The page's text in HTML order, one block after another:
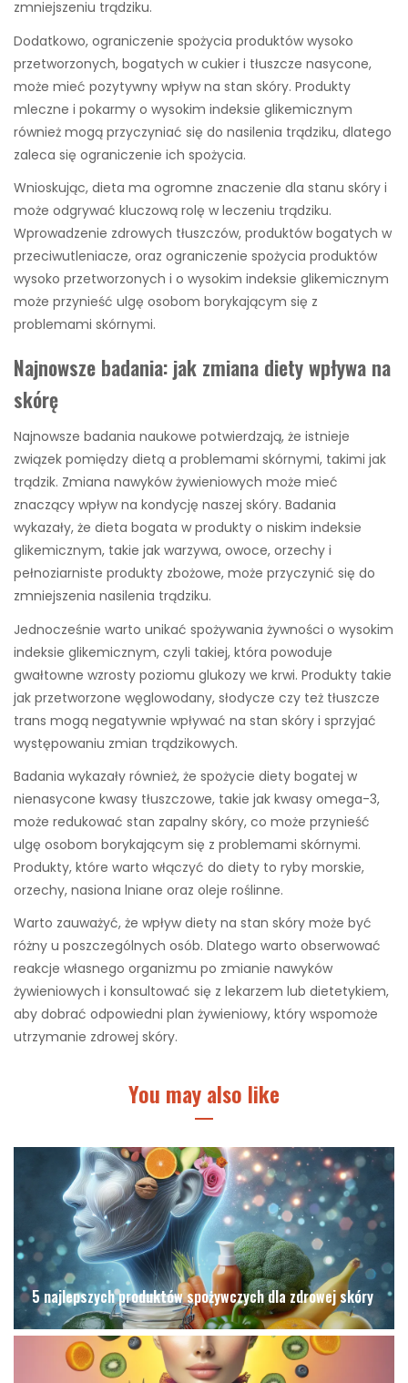
zmniejszeniu trądziku.
Dodatkowo, ograniczenie spożycia produktów wysoko
przetworzonych, bogatych w cukier i tłuszcze nasycone,
może mieć pozytywny wpływ na stan skóry. Produkty
mleczne i pokarmy o wysokim indeksie glikemicznym
również mogą przyczyniać się do nasilenia trądziku, dlatego
zaleca się ograniczenie ich spożycia.
Wnioskując, dieta ma ogromne znaczenie dla stanu skóry i
może odgrywać kluczową rolę w leczeniu trądziku.
Wprowadzenie zdrowych tłuszczów, produktów bogatych w
przeciwutleniacze, oraz ograniczenie spożycia produktów
wysoko przetworzonych i o wysokim indeksie glikemicznym
może przynieść ulgę osobom borykającym się z
problemami skórnymi.
Najnowsze badania: jak zmiana diety wpływa na
skórę
Najnowsze badania naukowe potwierdzają, że istnieje
związek pomiędzy dietą a problemami skórnymi, takimi jak
trądzik. Zmiana nawyków żywieniowych może mieć
znaczący wpływ na kondycję naszej skóry. Badania
wykazały, że dieta bogata w produkty o niskim indeksie
glikemicznym, takie jak warzywa, owoce, orzechy i
pełnoziarniste produkty zbożowe, może przyczynić się do
zmniejszenia nasilenia trądziku.
Jednocześnie warto unikać spożywania żywności o wysokim
indeksie glikemicznym, czyli takiej, która powoduje
gwałtowne wzrosty poziomu glukozy we krwi. Produkty takie
jak przetworzone węglowodany, słodycze czy też tłuszcze
trans mogą negatywnie wpływać na stan skóry i sprzyjać
występowaniu zmian trądzikowych.
Badania wykazały również, że spożycie diety bogatej w
nienasycone kwasy tłuszczowe, takie jak kwasy omega-3,
może redukować stan zapalny skóry, co może przynieść
ulgę osobom borykającym się z problemami skórnymi.
Produkty, które warto włączyć do diety to ryby morskie,
orzechy, nasiona lniane oraz oleje roślinne.
Warto zauważyć, że wpływ diety na stan skóry może być
różny u poszczególnych osób. Dlatego warto obserwować
reakcje własnego organizmu po zmianie nawyków
żywieniowych i konsultować się z lekarzem lub dietetykiem,
aby dobrać odpowiedni plan żywieniowy, który wspomoże
utrzymanie zdrowej skóry.
You may also like
5 najlepszych produktów spożywczych dla zdrowej skóry